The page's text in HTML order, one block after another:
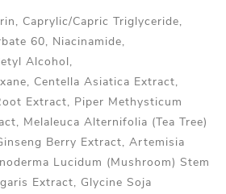
Caprylic/Capric Triglyceride,
60, Niacinamide,
Alcohol,
Centella Asiatica Extract,
Extract, Piper Methysticum
Melaleuca Alternifolia (Tea Tree)
Berry Extract, Artemisia
Lucidum (Mushroom) Stem
Extract, Glycine Soja